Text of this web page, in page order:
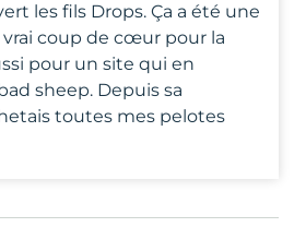
les fils Drops. Ça a été une
coup de cœur pour la
pour un site qui en
sheep. Depuis sa
toutes mes pelotes